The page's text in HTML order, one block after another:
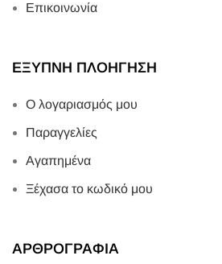
Επικοινωνία
ΕΞΥΠΝΗ ΠΛΟΗΓΗΣΗ
Ο λογαριασμός μου
Παραγγελίες
Αγαπημένα
Ξέχασα το κωδικό μου
ΑΡΘΡΟΓΡΑΦΙΑ